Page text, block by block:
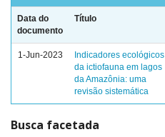
Data do
documento
Título
1-Jun-2023
Indicadores ecológicos
da ictiofauna em lagos
da Amazônia: uma
revisão sistemática
Busca facetada